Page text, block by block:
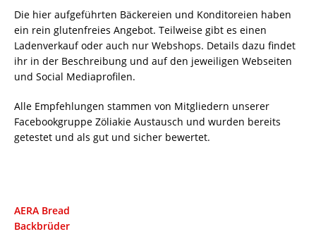
Die hier aufgeführten Bäckereien und Konditoreien haben
ein rein glutenfreies Angebot. Teilweise gibt es einen
Ladenverkauf oder auch nur Webshops. Details dazu findet
ihr in der Beschreibung und auf den jeweiligen Webseiten
und Social Mediaprofilen.
Alle Empfehlungen stammen von Mitgliedern unserer
Facebookgruppe Zöliakie Austausch und wurden bereits
getestet und als gut und sicher bewertet.
AERA Bread
Backbrüder